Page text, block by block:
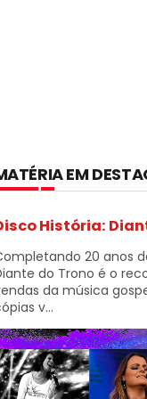
EM
História:
20 anos
do Trono é o
da música
v...